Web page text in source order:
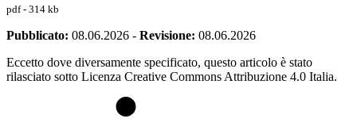
pdf - 314 kb
Pubblicato: 08.06.2026 - Revisione: 08.06.2026
Eccetto dove diversamente specificato, questo articolo è stato
rilasciato sotto Licenza Creative Commons Attribuzione 4.0 Italia.